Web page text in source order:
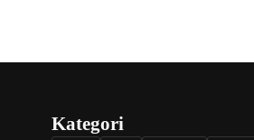
Kategori